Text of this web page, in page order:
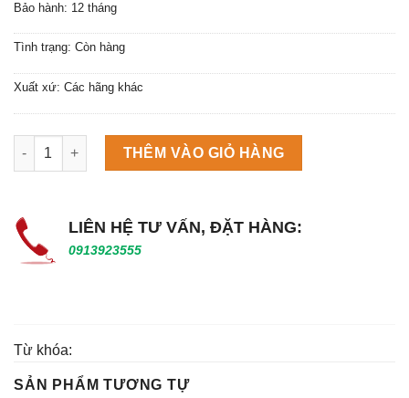
Bảo hành: 12 tháng
Tình trạng: Còn hàng
Xuất xứ: Các hãng khác
Máy làm đá viên Scotsman NW458AS số lượng
THÊM VÀO GIỎ HÀNG
LIÊN HỆ TƯ VẤN, ĐẶT HÀNG:
0913923555
Từ khóa:
SẢN PHẨM TƯƠNG TỰ